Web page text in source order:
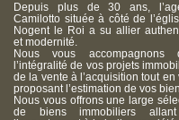
Depuis plus de 30 ans,
Camilotto située à côté de
Nogent le Roi a su allier
et modernité.
Nous vous accompagnons
l’intégralité de vos projets
de la vente à l’acquisition tout en
proposant l’estimation de vos
Nous vous offrons une large
de biens immobiliers